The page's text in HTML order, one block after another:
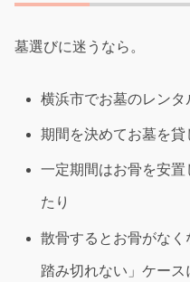
墓選びに迷うなら。
横浜市でお墓のレンタ
期間を決めてお墓を貸
一定期間はお骨を安
たり
散骨するとお骨がな
踏み切れない」ケース